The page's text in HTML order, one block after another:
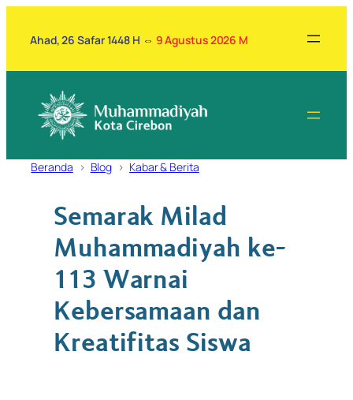
Ahad, 26 Safar 1448 H ⇔ 9 Agustus 2026 M
Beranda Blog Kabar & Berita
Semarak Milad
Muhammadiyah ke-
113 Warnai
Kebersamaan dan
Kreatifitas Siswa